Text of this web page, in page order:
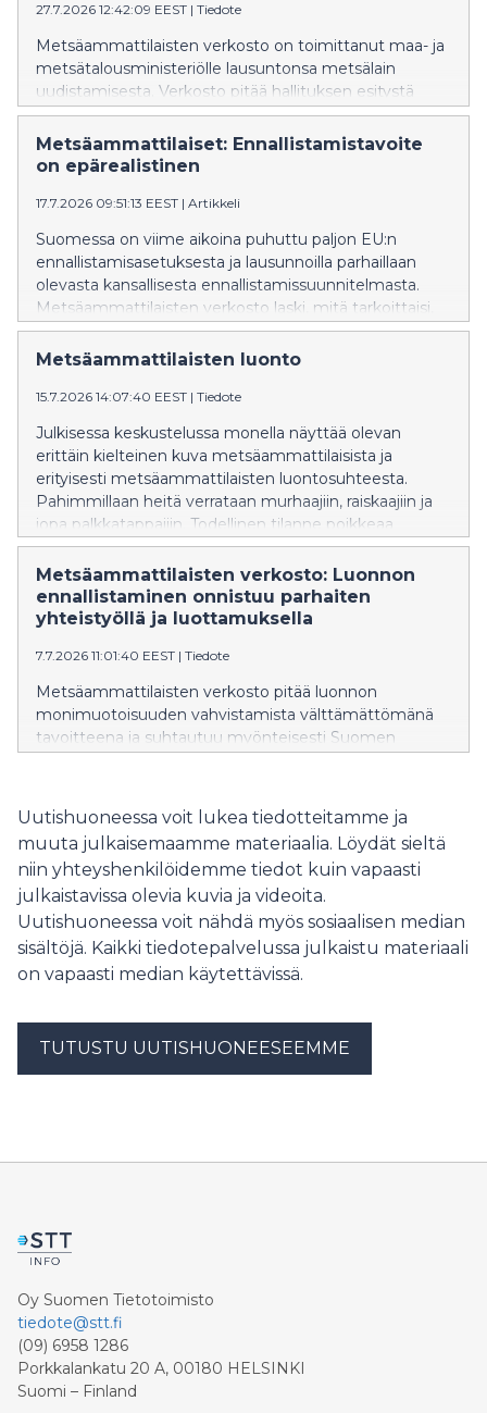
27.7.2026 12:42:09 EEST | Tiedote
Metsäammattilaisten verkosto on toimittanut maa- ja
metsätalousministeriölle lausuntonsa metsälain
uudistamisesta. Verkosto pitää hallituksen esitystä
pääosin onnistuneena, mutta katsoo, että
lakiuudistuksessa on samalla vahvistettava
metsänomistajien ja metsäammattilaisten
Metsäammattilaisten mukaan suomalaiset metsät
ovat ilmaston, luonnon ja hyvinvoinnin ratkaisu – mutta
vain silloin, kun niitä voidaan hoitaa pitkäjänteisesti
tutkimukseen perustuen ja omaisuudensuojaa
kunnioittaen.
Metsäammattilaiset: Ennallistamistavoite
on epärealistinen
17.7.2026 09:51:13 EEST | Artikkeli
Suomessa on viime aikoina puhuttu paljon EU:n
ennallistamisasetuksesta ja lausunnoilla parhaillaan
olevasta kansallisesta ennallistamissuunnitelmasta.
Metsäammattilaisten verkosto laski, mitä tarkoittaisi,
että kolmasosa Suomesta voitaisiin ennallistaa vuoden
2030 loppuun mennessä. Laskelma paljastaa
mahdottomuuden.
Metsäammattilaisten luonto
15.7.2026 14:07:40 EEST | Tiedote
Julkisessa keskustelussa monella näyttää olevan
erittäin kielteinen kuva metsäammattilaisista ja
erityisesti metsäammattilaisten luontosuhteesta.
Pahimmillaan heitä verrataan murhaajiin, raiskaajiin ja
jopa palkkatappajiin. Todellinen tilanne poikkeaa
tutkitusti vahvasti näistä näkemyksistä.
Metsäammattilaisille luonto on syy hakeutua alalle ja
luontoa vaalitaan talousmetsissä tunteella ja osana
identiteettiä.
Metsäammattilaisten verkosto: Luonnon
ennallistaminen onnistuu parhaiten
yhteistyöllä ja luottamuksella
7.7.2026 11:01:40 EEST | Tiedote
Metsäammattilaisten verkosto pitää luonnon
monimuotoisuuden vahvistamista välttämättömänä
tavoitteena ja suhtautuu myönteisesti Suomen
metsätalousministeriölle antaman lausunnon mukaan
Suomella on erinomaiset mahdollisuudet onnistua
ennallistamisessa, kun ratkaisut perustuvat
tutkimukseen, yhteistyöhön ja maanomistajien
luottamukseen.
Uutishuoneessa voit lukea tiedotteitamme ja
muuta julkaisemaamme materiaalia. Löydät sieltä
niin yhteyshenkilöidemme tiedot kuin vapaasti
julkaistavissa olevia kuvia ja videoita.
Uutishuoneessa voit nähdä myös sosiaalisen median
sisältöjä. Kaikki tiedotepalvelussa julkaistu materiaali
on vapaasti median käytettävissä.
TUTUSTU UUTISHUONEESEEMME
Oy Suomen Tietotoimisto
tiedote@stt.fi
(09) 6958 1286
Porkkalankatu 20 A, 00180 HELSINKI
Suomi – Finland